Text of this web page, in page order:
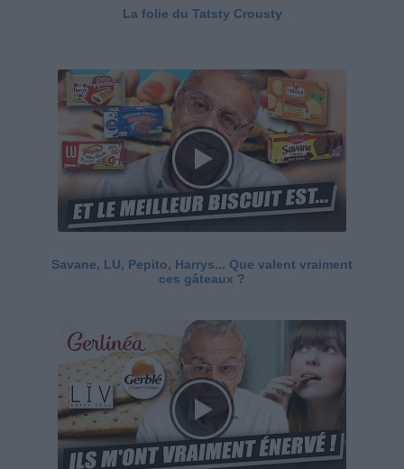
La folie du Tatsty Crousty
Savane, LU, Pepito, Harrys... Que valent vraiment
ces gâteaux ?